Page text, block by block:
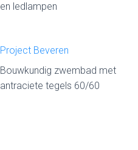
en ledlampen
Project Beveren
Bouwkundig zwembad met
antraciete tegels 60/60